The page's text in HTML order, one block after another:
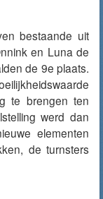
bestaande uit
en Luna de
de 9e plaats.
te brengen ten
werd dan
elementen
de turnsters